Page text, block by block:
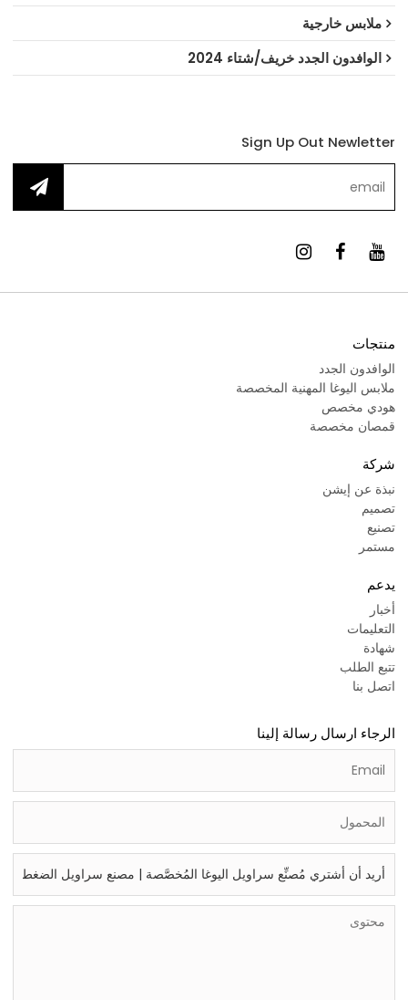
ملابس خارجية
الوافدون الجدد خريف/شتاء 2024
Sign Up Out Newletter
منتجات
الوافدون الجدد
ملابس اليوغا المهنية المخصصة
هودي مخصص
قمصان مخصصة
شركة
نبذة عن إيشن
تصميم
تصنيع
مستمر
يدعم
أخبار
التعليمات
شهادة
تتبع الطلب
اتصل بنا
الرجاء ارسال رسالة إلينا